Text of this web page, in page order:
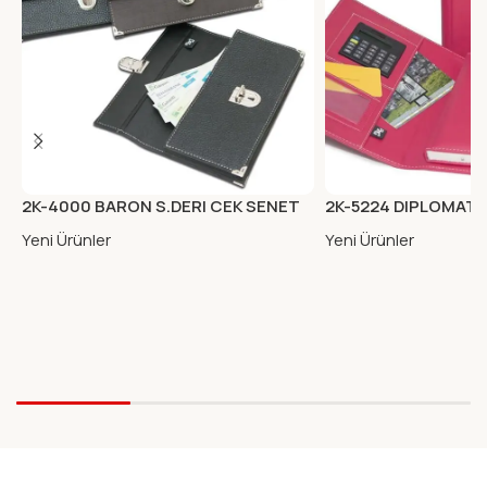
2K-4000 BARON S.DERI CEK SENET
PORTFOYU KAHVE
Yeni Ürünler
2K-5224
Yeni Ürünler